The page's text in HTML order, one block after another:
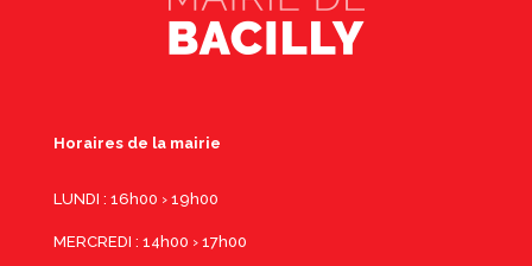
Horaires de la mairie
LUNDI : 16h00 › 19h00
MERCREDI : 14h00 › 17h00